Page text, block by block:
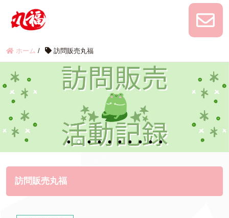
ホーム / 訪問販売丸福
訪問販売丸福